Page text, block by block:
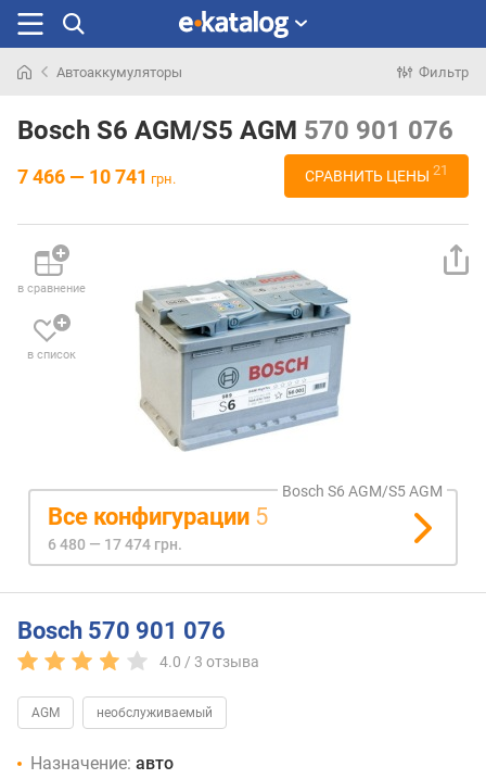
раньше
Автоаккумуляторы Фильтр
Bosch S6 AGM/S5 AGM 570 901 076
7 466 — 10 741 грн. СРАВНИТЬ ЦЕНЫ 21
в сравнение
в список
Bosch S6 AGM/S5 AGM
Все конфигурации 5
6 480 — 17 474 грн.
Bosch 570 901 076
4.0 / 3 отзыва
AGM необслуживаемый
Назначение: авто